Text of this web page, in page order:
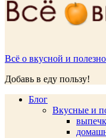
Всё о вкусной и
Добавь в еду пользу!
Блог
Вкусные и